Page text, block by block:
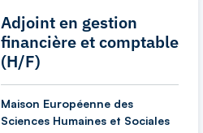
Adjoint en gestion
financière et comptable
(H/F)
Maison Européenne des
Sciences Humaines et Sociales